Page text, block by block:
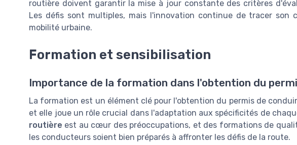
routière doivent garantir la mise à jour constante des critères
Les défis sont multiples, mais l'innovation continue de tracer son
mobilité urbaine.
Formation et sensibilisation
Importance de la formation dans l'obtention du
La formation est un élément clé pour l'obtention du permis de
et elle joue un rôle crucial dans l'adaptation aux spécificités de
routière est au cœur des préoccupations, et des formations de
les conducteurs soient bien préparés à affronter les défis de la route.